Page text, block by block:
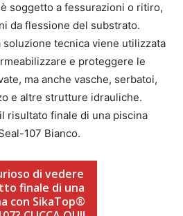
soggetto a fessurazioni o ritiro,
da flessione del substrato.
tecnica viene utilizzata
e proteggere le
ma anche vasche, serbatoi,
e altre strutture idrauliche.
risultato finale di una piscina
107 Bianco.
di vedere
finale di una
con SikaTop®